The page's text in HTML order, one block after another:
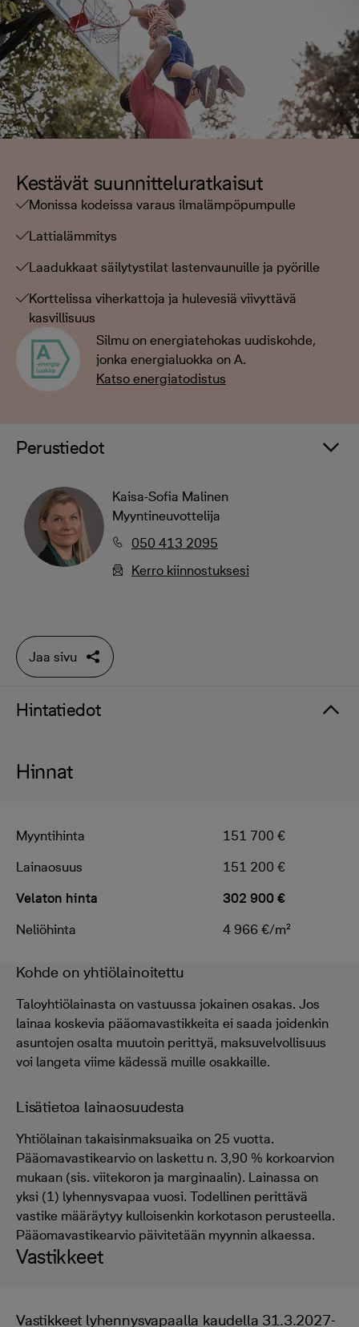
Kestävät suunnitteluratkaisut
Monissa kodeissa varaus ilmalämpöpumpulle
Lattialämmitys
Laadukkaat säilytystilat lastenvaunuille ja pyörille
Korttelissa viherkattoja ja hulevesiä viivyttävä
kasvillisuus
Silmu on energiatehokas uudiskohde,
jonka energialuokka on A.
Katso energiatodistus
Perustiedot
Kaisa-Sofia Malinen
Myyntineuvottelija
050 413 2095
Kerro kiinnostuksesi
Jaa sivu
Hintatiedot
Hinnat
Myyntihinta
151 700 €
Lainaosuus
151 200 €
Velaton hinta
302 900 €
Neliöhinta
4 966 €/m²
Kohde on yhtiölainoitettu
Taloyhtiölainasta on vastuussa jokainen osakas. Jos
lainaa koskevia pääomavastikkeita ei saada joidenkin
asuntojen osalta muutoin perittyä, maksuvelvollisuus
voi langeta viime kädessä muille osakkaille.
Lisätietoa lainaosuudesta
Yhtiölainan takaisinmaksuaika on 25 vuotta.
Pääomavastikearvio on laskettu n. 3,90 % korkoarvion
mukaan (sis. viitekoron ja marginaalin). Lainassa on
yksi (1) lyhennysvapaa vuosi. Todellinen perittävä
vastike määräytyy kulloisenkin korkotason perusteella.
Pääomavastikearvio päivitetään myynnin alkaessa.
Vastikkeet
Vastikkeet lyhennysvapaalla kaudella 31.3.2027-